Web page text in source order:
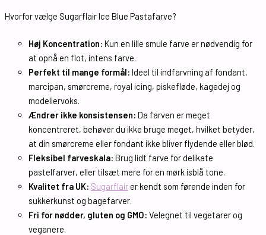
Hvorfor vælge Sugarflair Ice Blue Pastafarve?
Høj Koncentration: Kun en lille smule farve er nødvendig for
at opnå en flot, intens farve.
Perfekt til mange formål: Ideel til indfarvning af fondant,
marcipan, smørcreme, royal icing, piskefløde, kagedej og
modellervoks.
Ændrer ikke konsistensen: Da farven er meget
koncentreret, behøver du ikke bruge meget, hvilket betyder,
at din smørcreme eller fondant ikke bliver flydende eller blød.
Fleksibel farveskala: Brug lidt farve for delikate
pastelfarver, eller tilsæt mere for en mørk isblå tone.
Kvalitet fra UK: Sugarflairer kendt som førende inden for
sukkerkunst og bagefarver.
Fri for nødder, gluten og GMO: Velegnet til vegetarer og
veganere.